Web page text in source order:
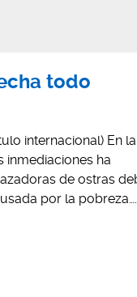
todo
internacional) En
inmediaciones ha
de ostras
por la pobreza….